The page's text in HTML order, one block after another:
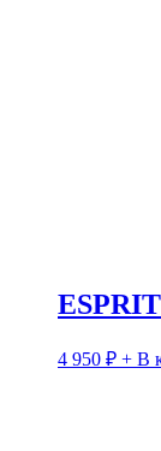
4 950 ₽ + В